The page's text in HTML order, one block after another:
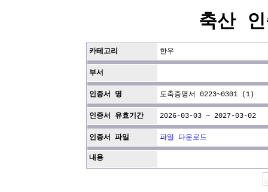
축산
카테고리 한우
부서
인증서 명 도축증명서 0223~0301 (1)
인증서 유효기간 2026-03-03 ~ 2027-03-02
인증서 파일 파일 다운로드
내용